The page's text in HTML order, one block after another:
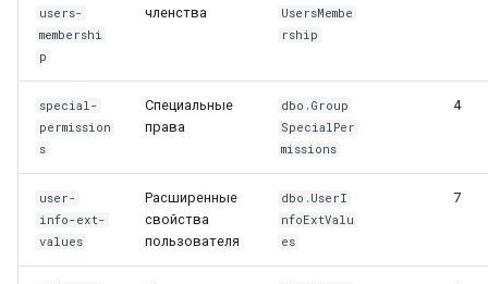
19. Обновление имён
20. Журнал событий
21. Права группы на
группу
22. Профиль
users-
membershi
p
членства
UsersMembe
rship
special-
permission
s
Специальные
права
dbo.Group
SpecialPer
missions
4
user-
info-ext-
values
Расширенные
свойства
пользователя
dbo.UserI
nfoExtValu
es
7